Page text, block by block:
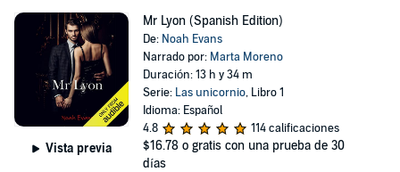
Vista previa
Mr Lyon (Spanish Edition)
De: Noah Evans
Narrado por: Marta Moreno
Duración: 13 h y 34 m
Serie: Las unicornio, Libro 1
Idioma: Español
4.8
114 calificaciones
$16.78 o gratis con una prueba de 30
días